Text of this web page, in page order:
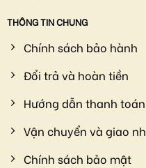
THÔNG TIN CHUNG
Chính sách bảo hành
Đổi trả và hoàn tiền
Hướng dẫn thanh toán
Vận chuyển và giao
Chính sách bảo mật